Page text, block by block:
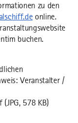
zu den
online.
buchen.
Veranstalter /
578 KB)